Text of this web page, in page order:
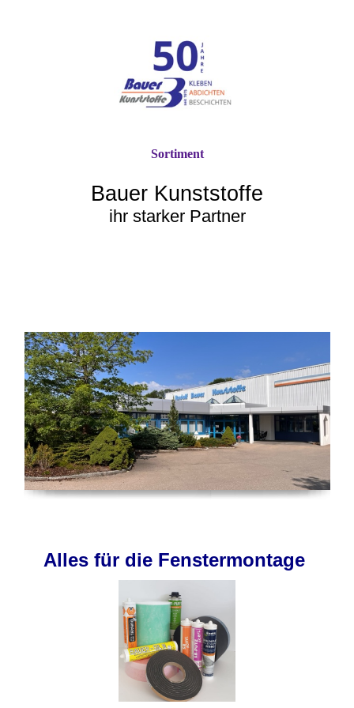
Bauer Kunststoffe
ihr starker Partner
Sortiment
Alles für die Fenstermontage